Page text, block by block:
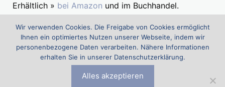
Erhältlich » bei Amazon und im Buchhandel.
Suchen
nach:
Die Akademie für Benefits & Compensation (ABC) ist ein Projekt
Wir verwenden Cookies. Die Freigabe von Cookies ermöglicht
Ihnen ein optimiertes Nutzen unserer Webseite, indem wir
personenbezogene Daten verarbeiten. Nähere Informationen
erhalten Sie in unserer Datenschutzerklärung.
Alles akzeptieren